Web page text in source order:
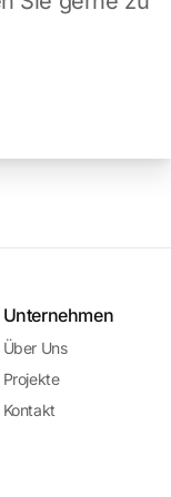
Unternehmen
Über Uns
Projekte
Kontakt